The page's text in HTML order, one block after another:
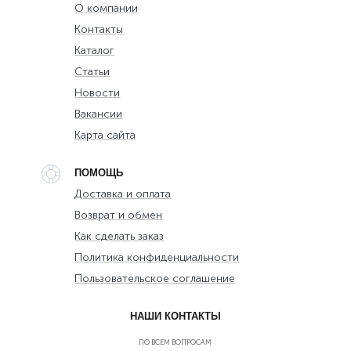
О компании
Контакты
Каталог
Статьи
Новости
Вакансии
Карта сайта
ПОМОЩЬ
Доставка и оплата
Возврат и обмен
Как сделать заказ
Политика конфиденциальности
Пользовательское соглашение
НАШИ КОНТАКТЫ
ПО ВСЕМ ВОПРОСАМ